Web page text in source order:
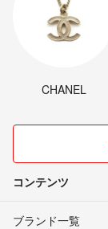
CHANEL
コンテンツ
ブランド一覧